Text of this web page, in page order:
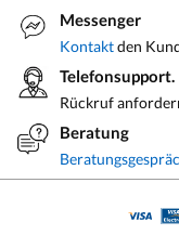
Messenger
Kontaktden
Telefonsupport.
Rückruf
Beratung